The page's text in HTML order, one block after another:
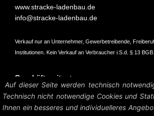
www.stracke-ladenbau.de
info@stracke-ladenbau.de
Verkauf nur an Unternehmer, Gewerbetreibende,
Institutionen. Kein Verkauf an Verbraucher i.S.d. § 13 BGB.
Geschäftszeiten:
Mo – Do: 07:45 – 16:45 Uhr
Fr: 07:45 – 15:15 Uhr
Auf dieser Seite werden technisch
Technisch nicht notwendige Cookies und
Ihnen ein besseres und individuelleres